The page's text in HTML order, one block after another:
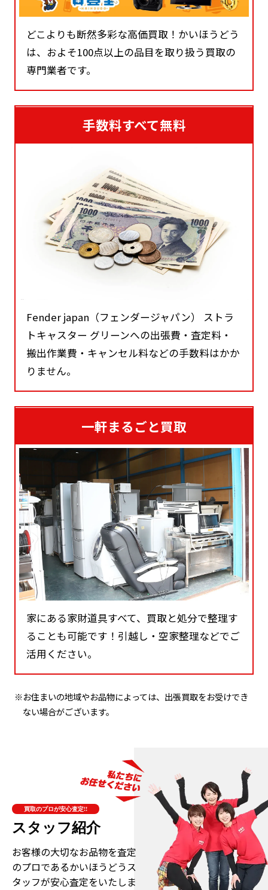
どこよりも断然多彩な高価買取！かいほうどう
は、およそ100点以上の品目を取り扱う買取の
専門業者です。
手数料すべて無料
Fender japan（フェンダージャパン） ストラ
トキャスター グリーンへの出張費・査定料・
搬出作業費・キャンセル料などの手数料はかか
りません。
一軒まるごと買取
家にある家財道具すべて、買取と処分で整理す
ることも可能です！引越し・空家整理などでご
活用ください。
※お住まいの地域やお品物によっては、出張買取をお受けでき
ない場合がございます。
買取のプロが安心査定!!
スタッフ紹介
お客様の大切なお品物を査定
のプロであるかいほうどうス
タッフが安心査定をいたしま